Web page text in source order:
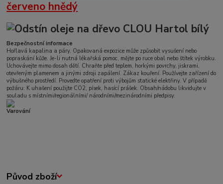
Bezpečnostní informace
Hořlavá kapalina a páry. Opakovaná expozice může způsobit vysušení nebo
popraskání kůže. Je-li nutná lékařská pomoc, mějte po ruce obal nebo štítek výrobku.
Uchovávejte mimo dosah dětí. Chraňte před teplem, horkými povrchy, jiskrami,
otevřeným plamenem a jinými zdroji zapálení. Zákaz kouření. Používejte zařízení do
výbušného prostředí. Provedte opatření proti výbojům statické elektřiny. V případě
požáru: K uhašení použijte CO2, písek, hasící prášek. Obsah/nádobu likvidujte v
souladu s místními/regionálními/ národními/mezinárodními předpisy.
Varování
Původ zboží